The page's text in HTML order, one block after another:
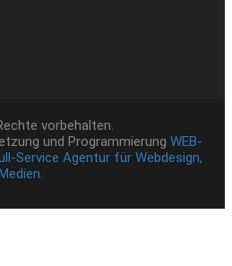
vorbehalten.
und Programmierung WEB-
Service Agentur für Webdesign,